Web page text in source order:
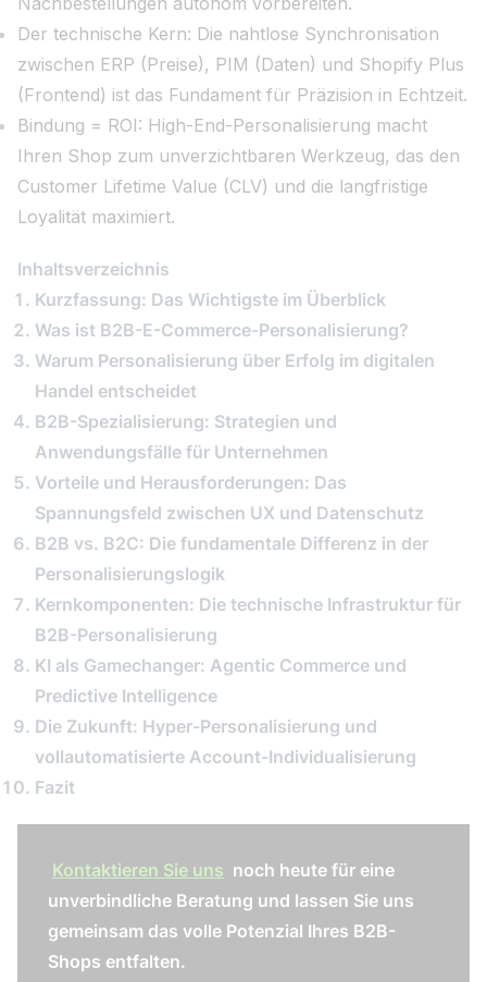
Der technische Kern: Die nahtlose Synchronisation
zwischen ERP (Preise), PIM (Daten) und Shopify Plus
(Frontend) ist das Fundament für Präzision in Echtzeit.
Bindung = ROI: High-End-Personalisierung macht
Ihren Shop zum unverzichtbaren Werkzeug, das den
Customer Lifetime Value (CLV) und die langfristige
Loyalität maximiert.
Inhaltsverzeichnis
Kurzfassung: Das Wichtigste im Überblick
Was ist B2B-E-Commerce-Personalisierung?
Warum Personalisierung über Erfolg im digitalen
Handel entscheidet
B2B-Spezialisierung: Strategien und
Anwendungsfälle für Unternehmen
Vorteile und Herausforderungen: Das
Spannungsfeld zwischen UX und Datenschutz
B2B vs. B2C: Die fundamentale Differenz in der
Personalisierungslogik
Kernkomponenten: Die technische Infrastruktur für
B2B-Personalisierung
KI als Gamechanger: Agentic Commerce und
Predictive Intelligence
Die Zukunft: Hyper-Personalisierung und
vollautomatisierte Account-Individualisierung
Fazit
Kontaktieren Sie uns noch heute für eine
unverbindliche Beratung und lassen Sie uns
gemeinsam das volle Potenzial Ihres B2B-
Shops entfalten.